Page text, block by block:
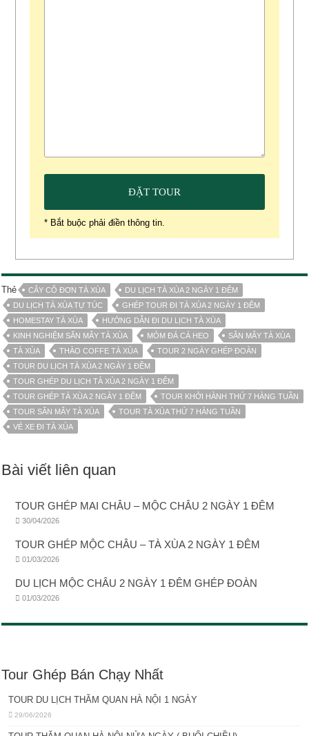
* Bắt buộc phải điền thông tin.
Thẻ CÂY CÔ ĐƠN TÀ XÙA
DU LỊCH TÀ XÙA 2 NGÀY 1 ĐÊM
DU LỊCH TÀ XÙA TỰ TÚC
GHÉP TOUR ĐI TÀ XÙA 2 NGÀY 1 ĐÊM
HOMESTAY TÀ XÙA
HƯỚNG DẪN ĐI DU LỊCH TÀ XÙA
KINH NGHIỆM SĂN MÂY TÀ XÙA
MỎM ĐÁ CÁ HEO
SĂN MÂY TÀ XÙA
TÀ XÙA
THÀO COFFE TÀ XÙA
TOUR 2 NGÀY GHÉP ĐOÀN
TOUR DU LỊCH TÀ XÙA 2 NGÀY 1 ĐÊM
TOUR GHÉP DU LỊCH TÀ XÙA 2 NGÀY 1 ĐÊM
TOUR GHÉP TÀ XÙA 2 NGÀY 1 ĐÊM
TOUR KHỞI HÀNH THỨ 7 HÀNG TUẦN
TOUR SĂN MÂY TÀ XÙA
TOUR TÀ XÙA THỨ 7 HÀNG TUẦN
VÉ XE ĐI TÀ XÙA
Bài viết liên quan
TOUR GHÉP MAI CHÂU – MỘC CHÂU 2 NGÀY 1 ĐÊM
30/04/2026
TOUR GHÉP MỘC CHÂU – TÀ XÙA 2 NGÀY 1 ĐÊM
01/03/2026
DU LỊCH MỘC CHÂU 2 NGÀY 1 ĐÊM GHÉP ĐOÀN
01/03/2026
Tour Ghép Bán Chạy Nhất
TOUR DU LỊCH THĂM QUAN HÀ NỘI 1 NGÀY
29/06/2026